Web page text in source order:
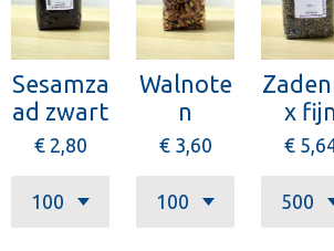
Sesamza
ad zwart
€ 2,80
Walnote
n
€ 3,60
x
€